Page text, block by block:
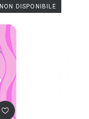
NON DISPONIBILE